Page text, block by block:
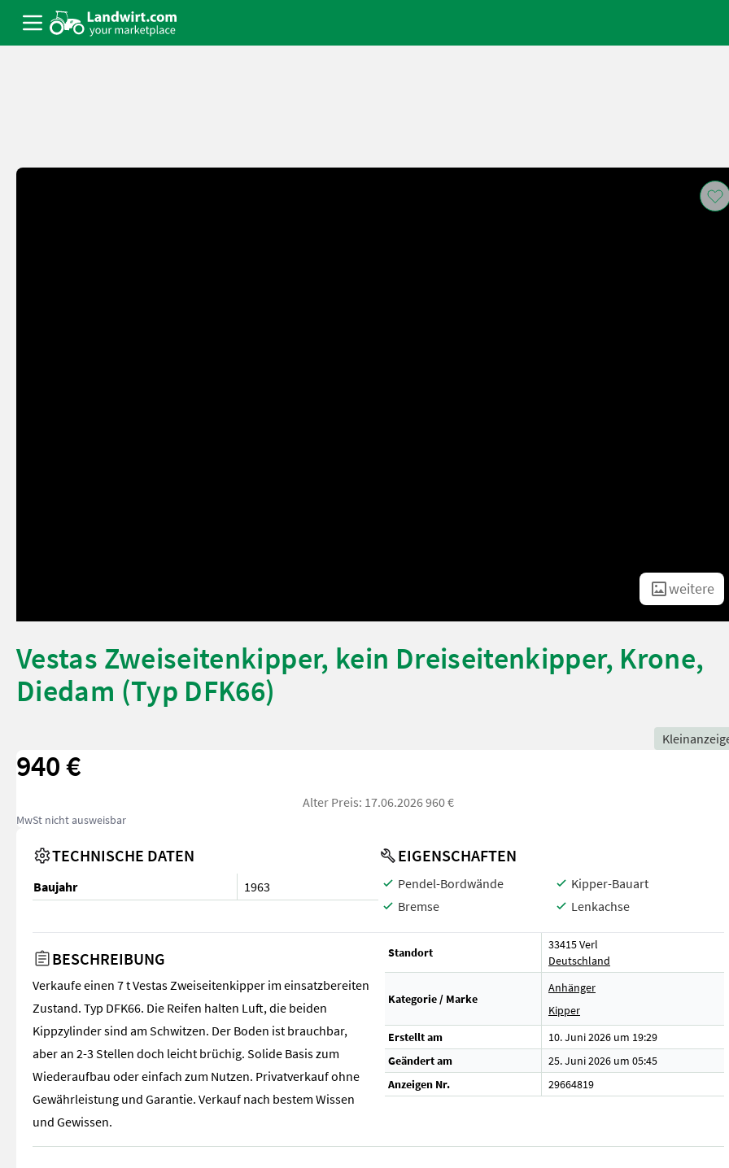
weitere
Vestas Zweiseitenkipper, kein Dreiseitenkipper, Krone,
Diedam (Typ DFK66)
940 €
Alter Preis: 17.06.2026 960 €
MwSt nicht ausweisbar
TECHNISCHE DATEN
Baujahr 1963
EIGENSCHAFTEN
Pendel-Bordwände
Kipper-Bauart
Bremse
Lenkachse
BESCHREIBUNG
Verkaufe einen 7 t Vestas Zweiseitenkipper im einsatzbereiten
Zustand. Typ DFK66. Die Reifen halten Luft, die beiden
Kippzylinder sind am Schwitzen. Der Boden ist brauchbar,
aber an 2-3 Stellen doch leicht brüchig. Solide Basis zum
Wiederaufbau oder einfach zum Nutzen. Privatverkauf ohne
Gewährleistung und Garantie. Verkauf nach bestem Wissen
und Gewissen.
Standort
33415 Verl
Deutschland
Kategorie / Marke
Anhänger
Kipper
Erstellt am
10. Juni 2026 um 19:29
Geändert am
25. Juni 2026 um 05:45
Anzeigen Nr.
29664819